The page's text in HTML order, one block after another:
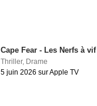
Cape Fear - Les Nerfs à vif
Thriller, Drame
5 juin 2026 sur Apple TV